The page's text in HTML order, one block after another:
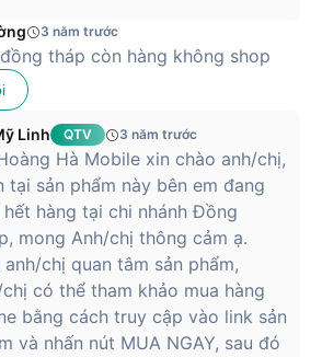
3 năm trước
tháp còn hàng không shop
Linh QTV 3 năm trước
Hà Mobile xin chào anh/chị,
tại sản phẩm này bên em đang
hàng tại chi nhánh Đồng
mong Anh/chị thông cảm ạ.
anh/chị quan tâm sản phẩm,
chị có thể tham khảo mua hàng
bằng cách truy cập vào link sản
và nhấn nút MUA NGAY, sau đó